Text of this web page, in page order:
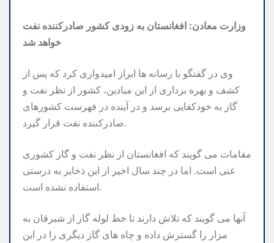
وزارت معادن: افغانستان به زودی کشور صادرکننده نفت
خواهد شد
وی در گفتگو با رسانه ها ابراز امیدواری کرد که پس از
کشف و بهره برداری از این میادین، کشور از نظر نفت و
گاز به خودکفایی برسد و در آینده در فهرست کشورهای
صادرکننده نفت قرار گیرد.
مقامات می گویند که افغانستان از نظر نفت و گاز کشوری
غنی است. اما در چند سال اخیر از این ذخایر به درستی
استفاده نشده است.
آنها می گویند که تلاش دارند تا خط لوله گاز از شبرقان به
مزار را گسترش داده و چاه های گاز دیگری را در این